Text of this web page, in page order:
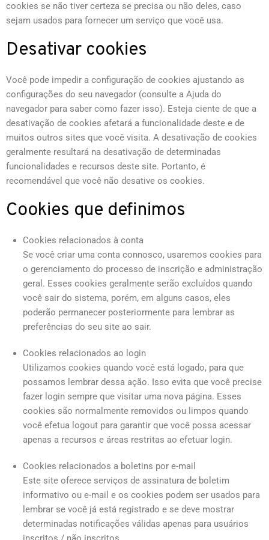
cookies se não tiver certeza se precisa ou não deles, caso
sejam usados para fornecer um serviço que você usa.
Desativar cookies
Você pode impedir a configuração de cookies ajustando as
configurações do seu navegador (consulte a Ajuda do
navegador para saber como fazer isso). Esteja ciente de que a
desativação de cookies afetará a funcionalidade deste e de
muitos outros sites que você visita. A desativação de cookies
geralmente resultará na desativação de determinadas
funcionalidades e recursos deste site. Portanto, é
recomendável que você não desative os cookies.
Cookies que definimos
Cookies relacionados à conta
Se você criar uma conta connosco, usaremos cookies para
o gerenciamento do processo de inscrição e administração
geral. Esses cookies geralmente serão excluídos quando
você sair do sistema, porém, em alguns casos, eles
poderão permanecer posteriormente para lembrar as
preferências do seu site ao sair.
Cookies relacionados ao login
Utilizamos cookies quando você está logado, para que
possamos lembrar dessa ação. Isso evita que você precise
fazer login sempre que visitar uma nova página. Esses
cookies são normalmente removidos ou limpos quando
você efetua logout para garantir que você possa acessar
apenas a recursos e áreas restritas ao efetuar login.
Cookies relacionados a boletins por e-mail
Este site oferece serviços de assinatura de boletim
informativo ou e-mail e os cookies podem ser usados para
lembrar se você já está registrado e se deve mostrar
determinadas notificações válidas apenas para usuários